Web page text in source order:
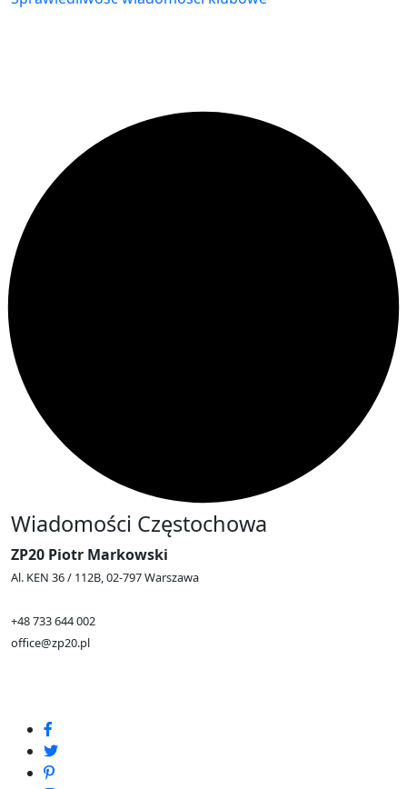
Wiadomości Częstochowa
ZP20 Piotr Markowski
Al. KEN 36 / 112B, 02-797 Warszawa
+48 733 644 002
office@zp20.pl